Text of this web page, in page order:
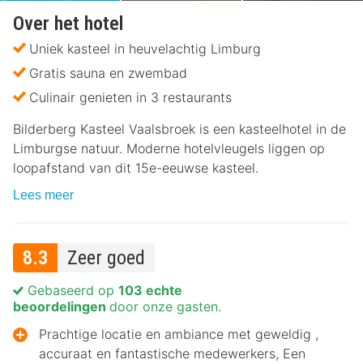
Over het hotel
Uniek kasteel in heuvelachtig Limburg
Gratis sauna en zwembad
Culinair genieten in 3 restaurants
Bilderberg Kasteel Vaalsbroek is een kasteelhotel in de
Limburgse natuur. Moderne hotelvleugels liggen op
loopafstand van dit 15e-eeuwse kasteel.
Lees meer
8.3 Zeer goed
Gebaseerd op 103 echte
beoordelingen door onze gasten.
Prachtige locatie en ambiance met geweldig ,
accuraat en fantastische medewerkers, Een